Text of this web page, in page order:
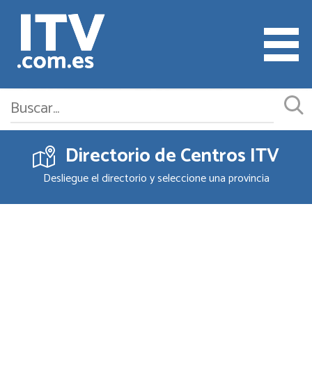
Cita ITV
Cambiar o Anular Cita
Directorio de Centros ITV
Desliegue el directorio y seleccione una provincia